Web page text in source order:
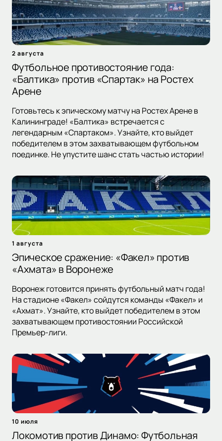
2 августа
Футбольное противостояние года:
«Балтика» против «Спартак» на Ростех
Арене
Готовьтесь к эпическому матчу на Ростех Арене в
Калининграде! «Балтика» встречается с
легендарным «Спартаком». Узнайте, кто выйдет
победителем в этом захватывающем футбольном
поединке. Не упустите шанс стать частью истории!
1 августа
Эпическое сражение: «Факел» против
«Ахмата» в Воронеже
Воронеж готовится принять футбольный матч года!
На стадионе «Факел» сойдутся команды «Факел» и
«Ахмат». Узнайте, кто выйдет победителем в этом
захватывающем противостоянии Российской
Премьер-лиги.
10 июля
Локомотив против Динамо: Футбольная